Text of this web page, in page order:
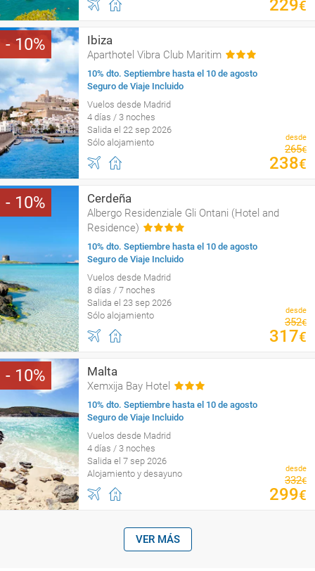
229€
10 Ibiza
Aparthotel Vibra Club Maritim
10% dto. Septiembre hasta el 10 de agosto
Seguro de Viaje Incluido
Vuelos desde Madrid
4 días / 3 noches
Salida el 22 sep 2026
Sólo alojamiento
desde
265€
238€
10 Cerdeña
Albergo Residenziale Gli Ontani (Hotel and
Residence)
10% dto. Septiembre hasta el 10 de agosto
Seguro de Viaje Incluido
Vuelos desde Madrid
8 días / 7 noches
Salida el 23 sep 2026
Sólo alojamiento
desde
352€
317€
10 Malta
Xemxija Bay Hotel
10% dto. Septiembre hasta el 10 de agosto
Seguro de Viaje Incluido
Vuelos desde Madrid
4 días / 3 noches
Salida el 7 sep 2026
Alojamiento y desayuno
desde
332€
299€
VER MÁS